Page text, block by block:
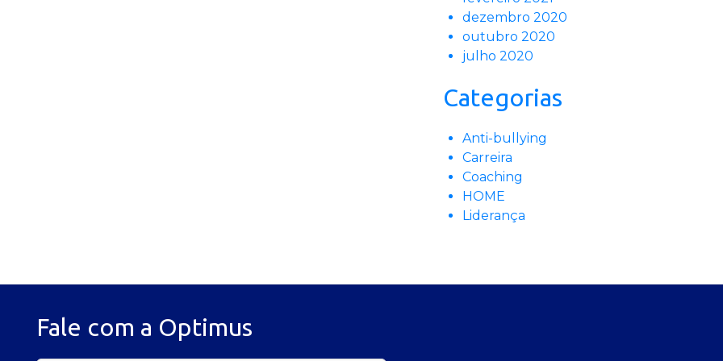
dezembro 2020
outubro 2020
julho 2020
Categorias
Anti-bullying
Carreira
Coaching
HOME
Liderança
Fale com a Optimus